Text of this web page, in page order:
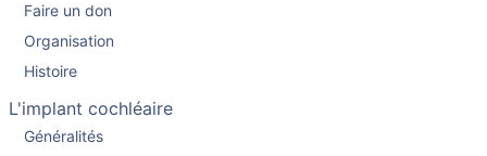
Faire un don
Organisation
Histoire
L'implant cochléaire
Généralités